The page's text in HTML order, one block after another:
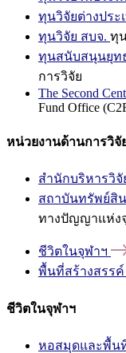
ทุนวิจัยต่างประ
ทุนวิจัย สบจ. ทุ
ทุนสนับสนุนยุท
การวิจัย
The Second
Fund Office
หน่วยงานด้านการวิจั
สำนักบริหารวิจั
สถาบันทรัพย์สิ
ทางปัญญาแห่ง
ชีวิตในจุฬาฯ
พื้นที่สร้างสรรค์
ชีวิตในจุฬาฯ
หอสมุดและพื้น